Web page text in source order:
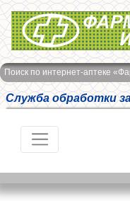
Интернет-аптека
Поиск по интернет-аптеке
Служба обработки